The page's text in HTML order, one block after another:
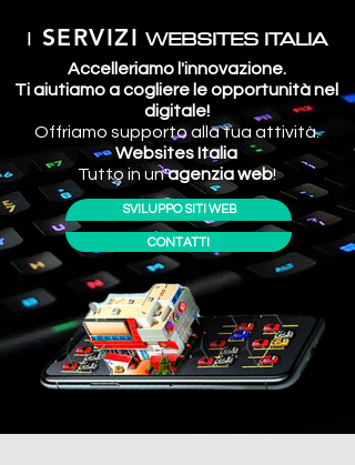
Accelleriamo l'innovazione.
Ti aiutiamo a cogliere le opportunità nel
digitale!
Offriamo supporto alla tua attività.
Websites Italia
Tutto in un'agenzia web!
SVILUPPO SITI WEB
CONTATTI
I SERVIZI WEBSITES ITALIA